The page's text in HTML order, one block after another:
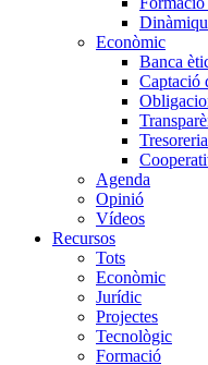
Econòmic
Banca
Captació
Agenda
Opinió
Vídeos
Recursos
Tots
Econòmic
Jurídic
Projectes
Tecnològic
Formació